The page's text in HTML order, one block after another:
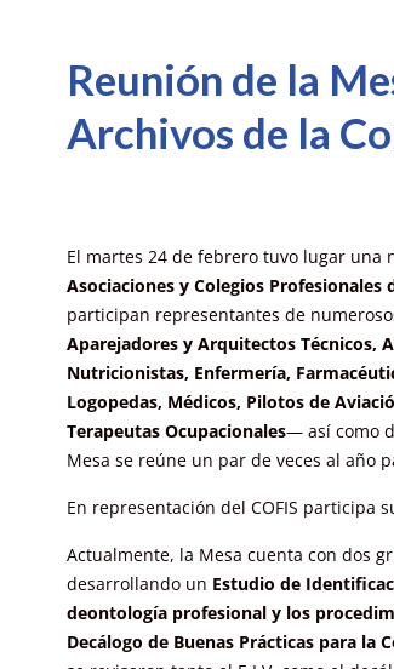
Reunión de la
Archivos de la
El martes 24 de febrero tuvo lugar una
Asociaciones y Colegios Profesionales
participan representantes de
Aparejadores y Arquitectos Técnicos,
Nutricionistas, Enfermería,
Logopedas, Médicos, Pilotos de
Terapeutas Ocupacionales— así como
Mesa se reúne un par de veces al año
En representación del COFIS participa
Actualmente, la Mesa cuenta con dos
desarrollando un Estudio de
deontología profesional y los
Decálogo de Buenas Prácticas para la